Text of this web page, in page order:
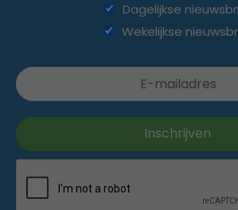
Dagelijkse
Wekelijkse